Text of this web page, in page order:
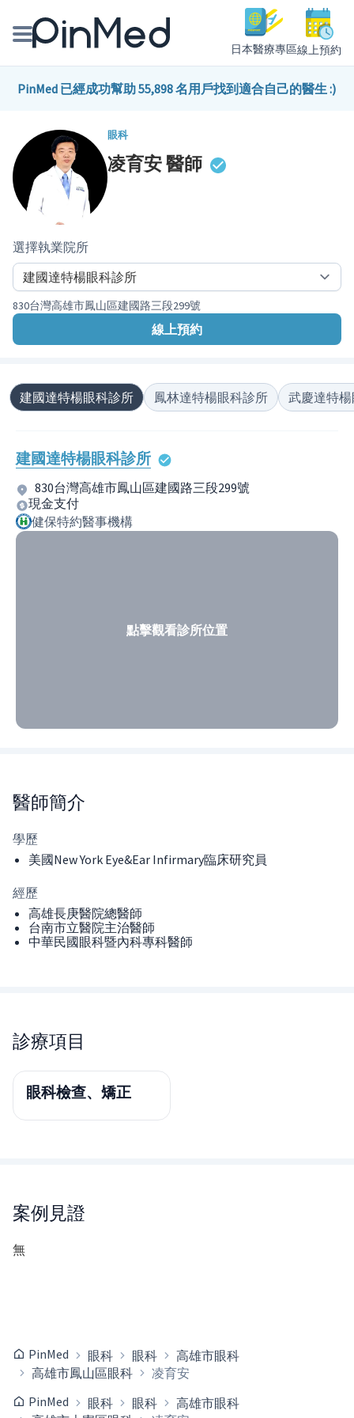
日本醫療專區線上預約
線上預約醫師、院所
醫師專欄專訪
健康主題館
PinMed 已經成功幫助 55,898 名用戶找到適合自己的醫生 :)
眼科
凌育安醫師
選擇執業院所
830台灣高雄市鳳山區建國路三段299號
線上預約
建國達特楊眼科診所 鳳林達特楊眼科診所 武慶達特
建國達特楊眼科診所
830台灣高雄市鳳山區建國路三段299號
現金支付
健保特約醫事機構
點擊觀看診所位置
醫師簡介
學歷
美國New York Eye&Ear Infirmary臨床研究員
經歷
高雄長庚醫院總醫師
台南市立醫院主治醫師
中華民國眼科暨內科專科醫師
診療項目
眼科檢查、矯正
案例見證
無
PinMed 眼科 眼科
高雄市眼科
高雄市鳳山區眼科
凌育安
PinMed
眼科 眼科
高雄市眼科